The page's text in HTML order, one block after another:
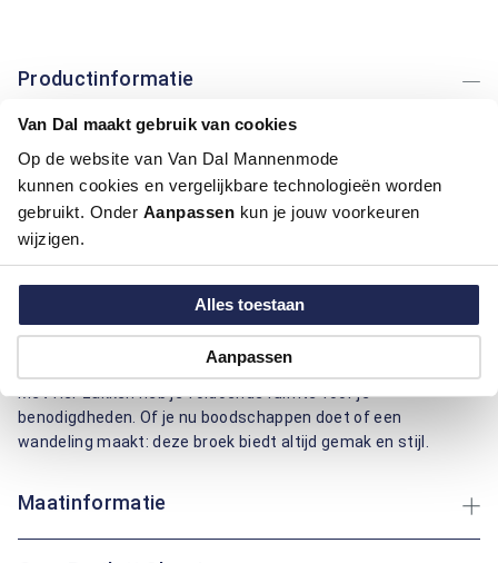
Van Dal maakt gebruik van cookies
Op de website van Van Dal Mannenmode
kunnen cookies en vergelijkbare technologieën worden
gebruikt. Onder Aanpassen kun je jouw voorkeuren
wijzigen.
Alles toestaan
Aanpassen
Productinformatie
Kleur:
Beige / Khaki
Materiaal:
86% Katoen / 14% Elastaan
Pasvorm:
Regular Fit
Motief:
Deze broek van Bartlett Classics combineert comfort en
effen ontwerp maakt het veelzijdig voor elke gelegenheid.
Met vier zakken heb je voldoende ruimte voor je
benodigdheden. Of je nu boodschappen doet of een
wandeling maakt: deze broek biedt altijd gemak en stijl.
Maatinformatie